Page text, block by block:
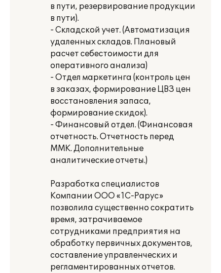
в пути, резервирование продукции
в пути).
- Складской учет. (Автоматизация
удаленных складов. Плановый
расчет себестоимости для
оперативного анализа)
- Отдел маркетинга (контроль цен
в заказах, формирование ЦВЗ цен
восстановления запаса,
формирование скидок).
- Финансовый отдел. (Финансовая
отчетность. Отчетность перед
ММК. Дополнительные
аналитические отчеты.)
Разработка специалистов
Компании ООО «1С-Рарус»
позволила существенно сократить
время, затрачиваемое
сотрудниками предприятия на
обработку первичных документов,
составление управленческих и
регламентированных отчетов.